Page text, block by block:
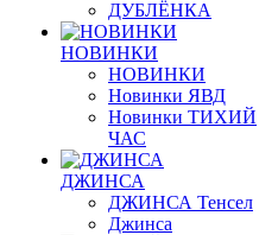
ДУБЛЁНКА
НОВИНКИ
НОВИНКИ
Новинки ЯВД
Новинки ТИХИЙ
ЧАС
ДЖИНСА
ДЖИНСА Тенсел
Джинса